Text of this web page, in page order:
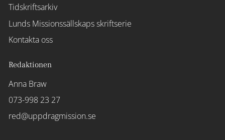
Tidskriftsarkiv
Lunds Missionssällskaps skriftserie
Kontakta oss
Redaktionen
Anna Braw
073-998 23 27
red@uppdragmission.se